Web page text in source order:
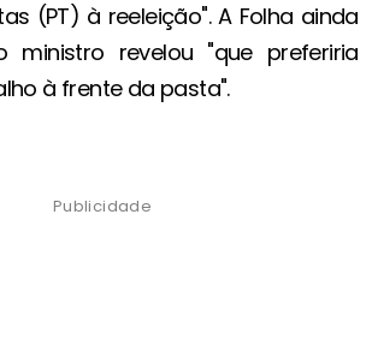
(PT) à reeleição". A Folha ainda
ministro revelou "que preferiria
à frente da pasta".
Publicidade